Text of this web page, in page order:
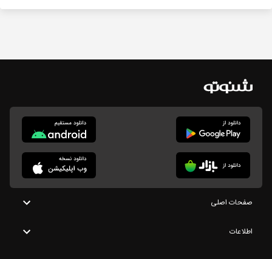
صفحات اصلی
اطلاعات